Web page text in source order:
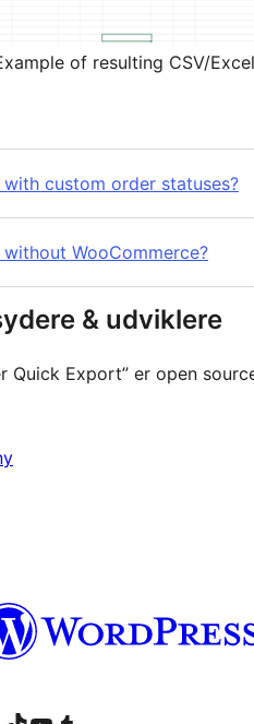
of resulting CSV/
custom order statuses?
without WooCommerce?
& udviklere
Quick Export” er open